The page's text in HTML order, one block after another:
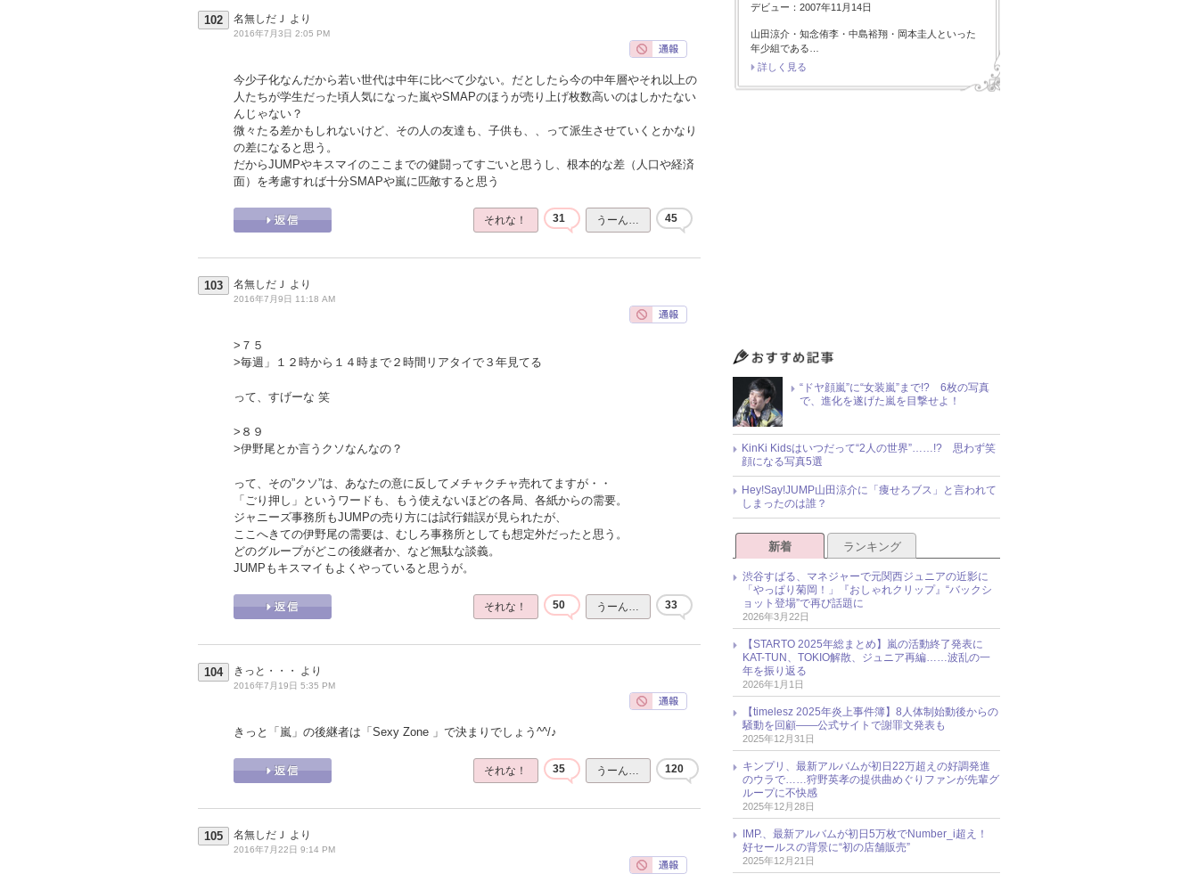
102 名無しだＪ より
2016年7月3日 2:05 PM
今少子化なんだから若い世代は中年に比べて少ない。だとしたら今の中年層やそれ以上の
人たちが学生だった頃人気になった嵐やSMAPのほうが売り上げ枚数高いのはしかたない
んじゃない？
微々たる差かもしれないけど、その人の友達も、子供も、、って派生させていくとかなり
の差になると思う。
だからJUMPやキスマイのここまでの健闘ってすごいと思うし、根本的な差（人口や経済
面）を考慮すれば十分SMAPや嵐に匹敵すると思う
それな！ 31 うーん… 45
103 名無しだＪ より
2016年7月9日 11:18 AM
>７５
>毎週」１２時から１４時まで２時間リアタイで３年見てる
って、すげーな 笑
>８９
>伊野尾とか言うクソなんなの？
って、その”クソ”は、あなたの意に反してメチャクチャ売れてますが・・
「ごり押し」というワードも、もう使えないほどの各局、各紙からの需要。
ジャニーズ事務所もJUMPの売り方には試行錯誤が見られたが、
ここへきての伊野尾の需要は、むしろ事務所としても想定外だったと思う。
どのグループがどこの後継者か、など無駄な談義。
JUMPもキスマイもよくやっていると思うが。
それな！ 50 うーん… 33
104 きっと・・・ より
2016年7月19日 5:35 PM
きっと「嵐」の後継者は「Sexy Zone 」で決まりでしょう^^/♪
それな！ 35 うーん… 120
105 名無しだＪ より
2016年7月22日 9:14 PM
デビュー：2007年11月14日
山田涼介・知念侑李・中島裕翔・岡本圭人といった
年少組である…
詳しく見る
“ドヤ顔嵐”に“女装嵐”まで!? 6枚の写真
で、進化を遂げた嵐を目撃せよ！
KinKi Kidsはいつだって“2人の世界”……!? 思わず笑
顔になる写真5選
Hey!Say!JUMP山田涼介に「痩せろブス」と言われて
しまったのは誰？
新着 ランキング
渋谷すばる、マネジャーで元関西ジュニアの近影に
「やっぱり菊岡！」『おしゃれクリップ』“バックシ
ョット登場”で再び話題に
2026年3月22日
【STARTO 2025年総まとめ】嵐の活動終了発表に
KAT-TUN、TOKIO解散、ジュニア再編……波乱の一
年を振り返る
2026年1月1日
【timelesz 2025年炎上事件簿】8人体制始動後からの
騒動を回顧――公式サイトで謝罪文発表も
2025年12月31日
キンプリ、最新アルバムが初日22万超えの好調発進
のウラで……狩野英孝の提供曲めぐりファンが先輩グ
ループに不快感
2025年12月28日
IMP.、最新アルバムが初日5万枚でNumber_i超え！
好セールスの背景に“初の店舗販売”
2025年12月21日